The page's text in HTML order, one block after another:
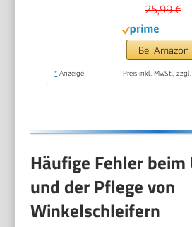
Schutzhaube,
25,99 €
Bei Amazon
* Anzeige Preis inkl. MwSt.,
Häufige Fehler beim
und der Pflege von
Winkelschleifern